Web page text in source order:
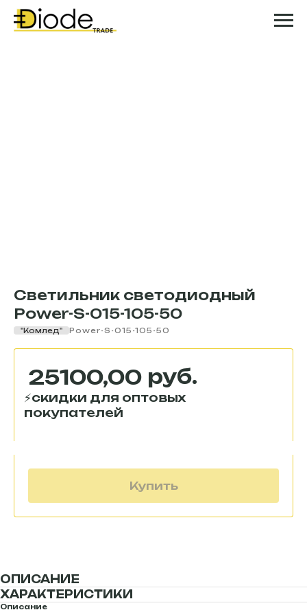
Светильник светодиодный
Power-S-015-105-50
"Комлед" Power-S-015-105-50
25100,00 руб.
Купить
ОПИСАНИЕ
ХАРАКТЕРИСТИКИ
Описание